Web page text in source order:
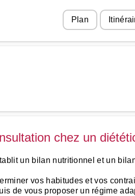
Plan
chez un
un bilan nutritionnel et un
vos habitudes et vos
de vous proposer un régime